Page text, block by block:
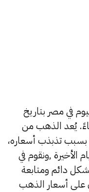
في مصر بتاريخ
الساعة 9:05 مساءً. يُعد الذهب من
بسبب تذبذب أسعاره،
الأخيرة ,ونقوم في
بشكل دائم ومتابعة
على أسعار الذهب